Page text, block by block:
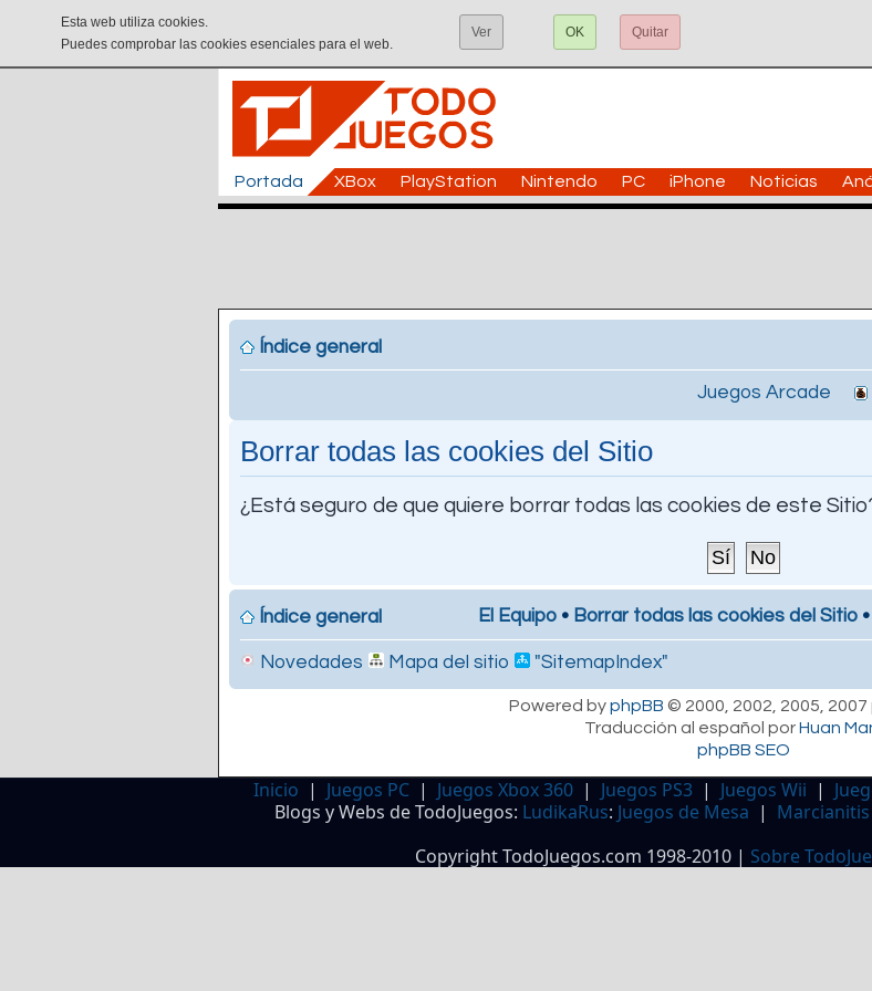
Esta web utiliza cookies.
Puedes comprobar las cookies esenciales para el web.
Ver OK Quitar
Portada XBox PlayStation Nintendo PC iPhone Noticias
Índice general
Juegos Arcade
Borrar todas las cookies del Sitio
¿Está seguro de que quiere borrar todas las cookies de este
Índice general El Equipo • Borrar todas las cookies del Sitio
Novedades Mapa del sitio "SitemapIndex"
Powered byphpBB © 2000, 2002, 2005,
Traducción al español porHuan
phpBB SEO
Inicio | Juegos PC | Juegos Xbox 360 | Juegos PS3 | Juegos Wii |
Blogs y Webs de TodoJuegos: LudikaRus: Juegos de Mesa | Marcianitis
Copyright TodoJuegos.com 1998-2010 | Sobre